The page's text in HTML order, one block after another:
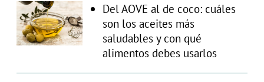
Del AOVE al de coco: cuáles
son los aceites más
saludables y con qué
alimentos debes usarlos